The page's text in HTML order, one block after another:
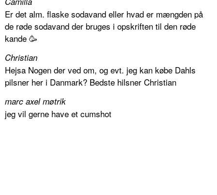
Er det alm. flaske sodavand eller hvad er mængden på
de røde sodavand der bruges i opskriften til den røde
kande 🥳
Christian
Hejsa Nogen der ved om, og evt. jeg kan købe Dahls
pilsner her i Danmark? Bedste hilsner Christian
marc axel møtrik
jeg vil gerne have et cumshot